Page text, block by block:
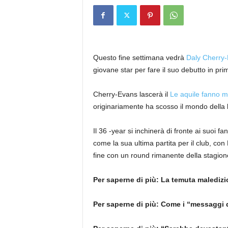
Questo fine settimana vedrà Daly
giovane star per fare il suo debutto in
Cherry-Evans lascerà il Le aquile fanno
originariamente ha scosso il mondo della
Il 36 -year si inchinerà di fronte ai suoi
come la sua ultima partita per il club,
fine con un round rimanente della
Per saperne di più: La temuta
Per saperne di più: Come i